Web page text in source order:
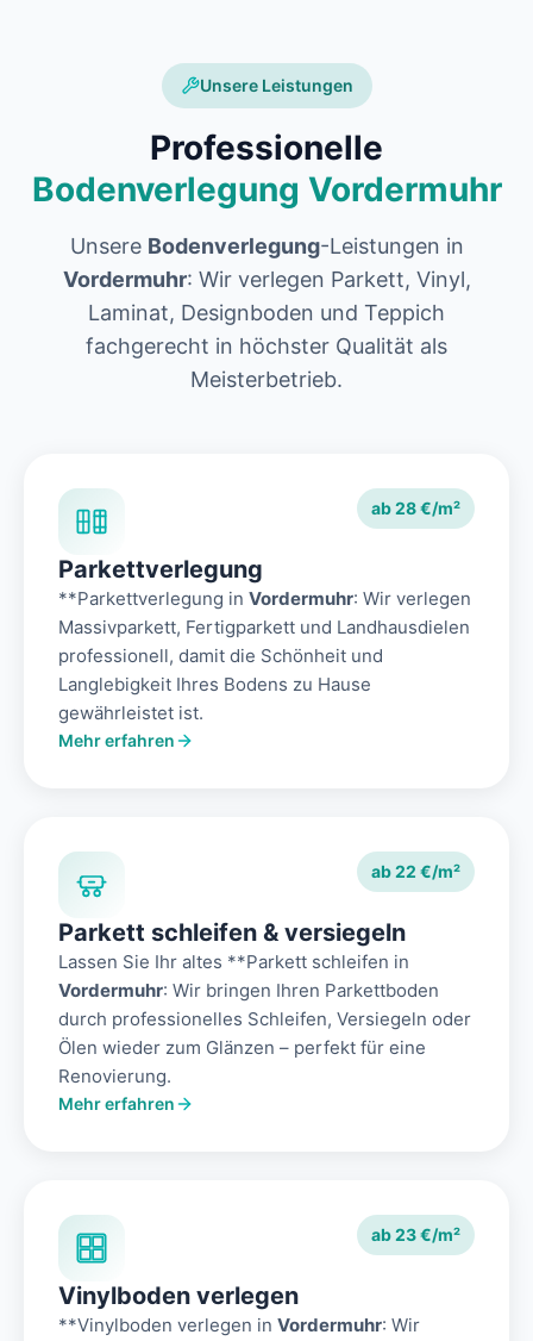
Unsere Leistungen
Professionelle
Bodenverlegung Vordermuhr
Unsere Bodenverlegung-Leistungen in
Vordermuhr: Wir verlegen Parkett, Vinyl,
Laminat, Designboden und Teppich
fachgerecht in höchster Qualität als
Meisterbetrieb.
ab 28 €/m²
Parkettverlegung
**Parkettverlegung in Vordermuhr: Wir verlegen
Massivparkett, Fertigparkett und Landhausdielen
professionell, damit die Schönheit und
Langlebigkeit Ihres Bodens zu Hause
gewährleistet ist.
Mehr erfahren
ab 22 €/m²
Parkett schleifen & versiegeln
Lassen Sie Ihr altes **Parkett schleifen in
Vordermuhr: Wir bringen Ihren Parkettboden
durch professionelles Schleifen, Versiegeln oder
Ölen wieder zum Glänzen – perfekt für eine
Renovierung.
Mehr erfahren
ab 23 €/m²
Vinylboden verlegen
**Vinylboden verlegen in Vordermuhr: Wir